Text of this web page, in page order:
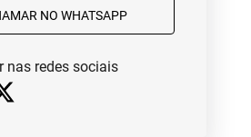
NO WHATSAPP
nas redes sociais